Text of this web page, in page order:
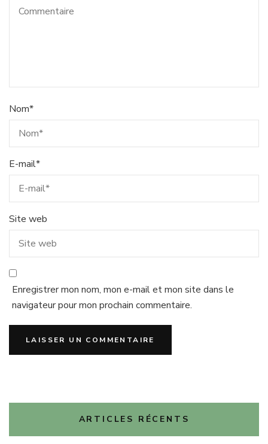
Nom*
E-mail*
Site web
Enregistrer mon nom, mon e-mail et mon site dans le
navigateur pour mon prochain commentaire.
ARTICLES RÉCENTS